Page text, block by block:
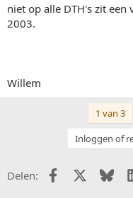
niet op alle DTH's zit
2003.
Willem
1 van 3
Inloggen of
Delen: Facebook
X